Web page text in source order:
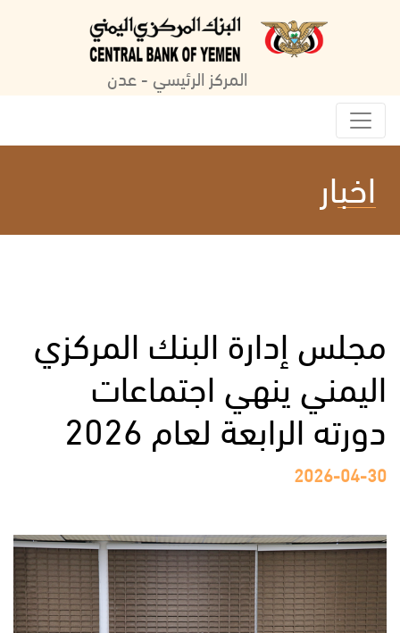
المركز الرئيسي - عدن
اخبار
مجلس إدارة البنك المركزي
اليمني ينهي اجتماعات
دورته الرابعة لعام 2026
2026-04-30